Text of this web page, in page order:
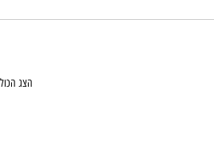
הצג הכול